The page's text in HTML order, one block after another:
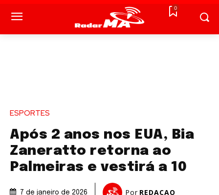
0
ESPORTES
Após 2 anos nos EUA, Bia
Zaneratto retorna ao
Palmeiras e vestirá a 10
7 de janeiro de 2026 Por REDACAO